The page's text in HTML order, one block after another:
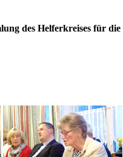
des Helferkreises für die